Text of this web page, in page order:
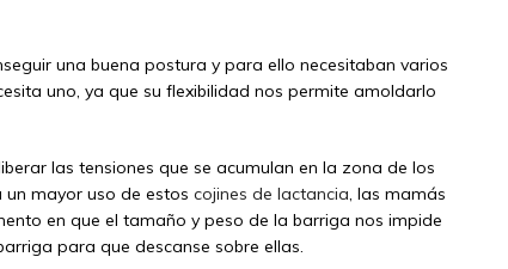
una buena postura y para ello necesitaban varios
uno, ya que su flexibilidad nos permite amoldarlo
las tensiones que se acumulan en la zona de los
mayor uso de estos cojines de lactancia , las mamás
en que el tamaño y peso de la barriga nos impide
para que descanse sobre ellas.